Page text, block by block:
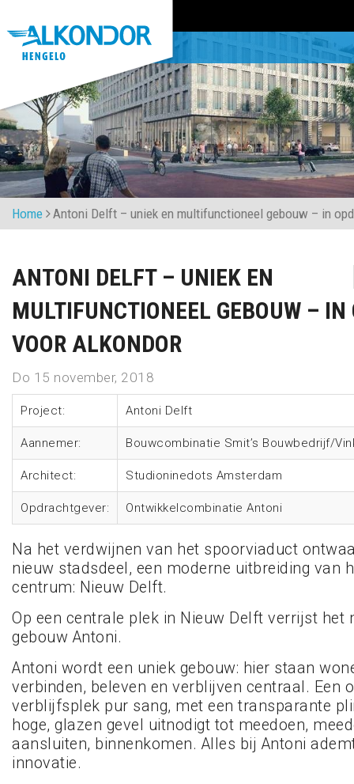
Home Antoni Delft – uniek en multifunctioneel gebouw – in
ANTONI DELFT – UNIEK EN
MULTIFUNCTIONEEL GEBOUW – IN
VOOR ALKONDOR
Do 15 november, 2018
Project: Antoni Delft
Aannemer: Bouwcombinatie Smit’s Bouwbedrijf/
Architect: Studioninedots Amsterdam
Opdrachtgever: Ontwikkelcombinatie Antoni
Na het verdwijnen van het spoorviaduct
nieuw stadsdeel, een moderne uitbreiding van
centrum: Nieuw Delft.
Op een centrale plek in Nieuw Delft verrijst het
gebouw Antoni.
Antoni wordt een uniek gebouw: hier staan
verbinden, beleven en verblijven centraal. Een
verblijfsplek pur sang, met een transparante
hoge, glazen gevel uitnodigt tot meedoen,
aansluiten, binnenkomen. Alles bij Antoni
innovatie.